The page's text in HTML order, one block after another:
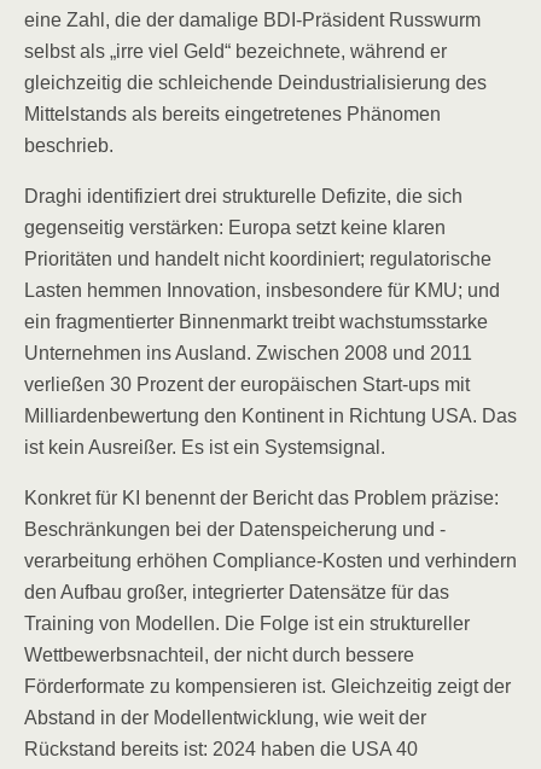
eine Zahl, die der damalige BDI-Präsident Russwurm
selbst als „irre viel Geld“ bezeichnete, während er
gleichzeitig die schleichende Deindustrialisierung des
Mittelstands als bereits eingetretenes Phänomen
beschrieb.
Draghi identifiziert drei strukturelle Defizite, die sich
gegenseitig verstärken: Europa setzt keine klaren
Prioritäten und handelt nicht koordiniert; regulatorische
Lasten hemmen Innovation, insbesondere für KMU; und
ein fragmentierter Binnenmarkt treibt wachstumsstarke
Unternehmen ins Ausland. Zwischen 2008 und 2011
verließen 30 Prozent der europäischen Start-ups mit
Milliardenbewertung den Kontinent in Richtung USA. Das
ist kein Ausreißer. Es ist ein Systemsignal.
Konkret für KI benennt der Bericht das Problem präzise:
Beschränkungen bei der Datenspeicherung und -
verarbeitung erhöhen Compliance-Kosten und verhindern
den Aufbau großer, integrierter Datensätze für das
Training von Modellen. Die Folge ist ein struktureller
Wettbewerbsnachteil, der nicht durch bessere
Förderformate zu kompensieren ist. Gleichzeitig zeigt der
Abstand in der Modellentwicklung, wie weit der
Rückstand bereits ist: 2024 haben die USA 40